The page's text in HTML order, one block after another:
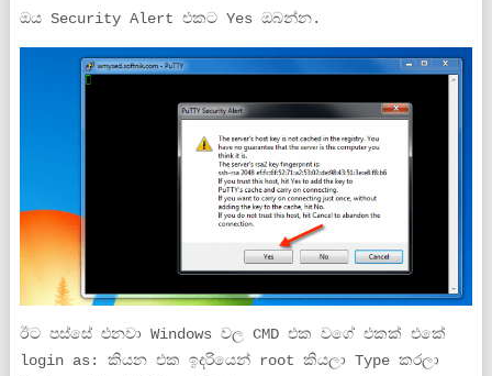
ඔය Security Alert එකට Yes ඔබන්න.
ඊට පස්සේ එනවා Windows වල CMD එක වගේ එකක් එකේ
login as: කියන එක ඉදරියෙන් root කියලා Type කරලා